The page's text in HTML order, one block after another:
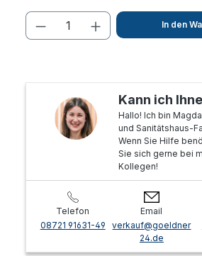
In den
Kann ich
Hallo! Ich bin
und Sanitätshaus-
Wenn Sie Hilfe
Sie sich gerne bei
Kollegen!
Telefon
08721 91631-49
Email
verkauf@goeldner
24.de